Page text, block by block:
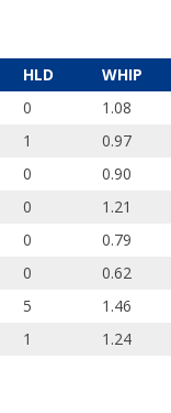
HLD WHIP
0 1.08
1 0.97
0 0.90
0 1.21
0 0.79
0 0.62
5 1.46
1 1.24